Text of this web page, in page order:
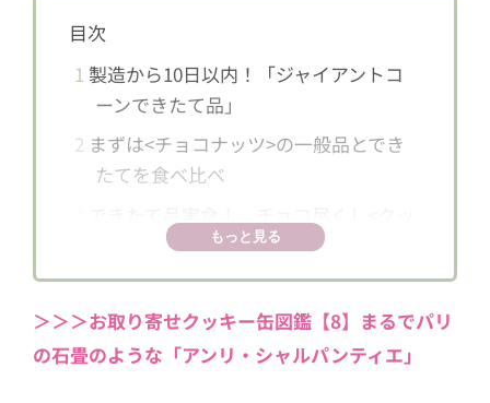
目次
1 製造から10日以内！「ジャイアントコ
ーンできたて品」
2 まずは<チョコナッツ>の一般品とでき
たてを食べ比べ
キー&チョコ>
4できたて品新商品 濃厚でリッチな味
わい<チョコ&ミルク>
5「できたて品」はなおさらおいしい！
もっと見る
＞＞＞お取り寄せクッキー缶図鑑【8】まるでパリ
の石畳のような「アンリ・シャルパンティエ」